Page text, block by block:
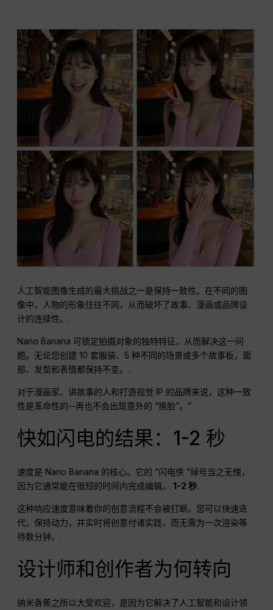
人工智能图像生成的最大挑战之一是保持一致性。在不同的图
像中，人物的形象往往不同，从而破坏了故事、漫画或品牌设
计的连续性。.
Nano Banana 可锁定拍摄对象的独特特征，从而解决这一问
题。无论您创建 10 套服装、5 种不同的场景或多个故事板，面
部、发型和表情都保持不变。.
对于漫画家、讲故事的人和打造视觉 IP 的品牌来说，这种一致
性是革命性的--再也不会出现意外的 “换脸”。”
快如闪电的结果：1-2 秒
速度是 Nano Banana 的核心。它的 “闪电侠 ”绰号当之无愧，
因为它通常能在很短的时间内完成编辑。1-2 秒.
这种响应速度意味着你的创意流程不会被打断。您可以快速迭
代，保持动力，并实时将创意付诸实践，而无需为一次渲染等
待数分钟。.
设计师和创作者为何转向
纳米香蕉之所以大受欢迎，是因为它解决了人工智能和设计领